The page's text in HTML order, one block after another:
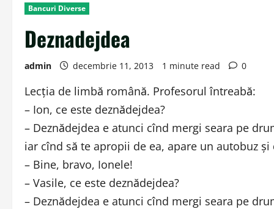
Bancuri Diverse
Deznadejdea
admin decembrie 11, 2013 1 minute read 0
Lecţia de limbă română. Profesorul întreabă:
– Ion, ce este deznădejdea?
– Deznădejdea e atunci cînd mergi seara pe
iar cînd să te apropii de ea, apare un autobuz şi
– Bine, bravo, Ionele!
– Vasile, ce este deznădejdea?
– Deznădejdea e atunci cînd mergi seara pe